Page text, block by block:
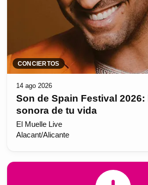
CONCIERTOS
14 ago 2026
Son de Spain Festival 2026:
sonora de tu vida
El Muelle Live
Alacant/Alicante